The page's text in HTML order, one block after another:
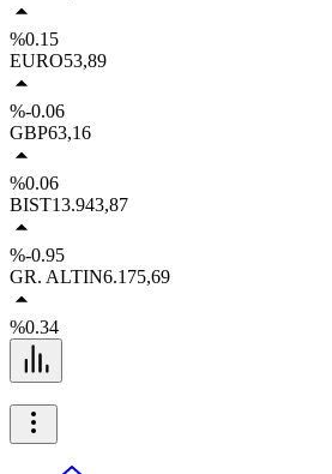
%0.15
EURO53,89
%-0.06
GBP63,16
%0.06
BIST13.943,87
%-0.95
GR. ALTIN6.175,69
%0.34